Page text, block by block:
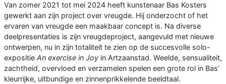
Van zomer 2021 tot mei 2024 heeft kunstenaar Bas Kosters
gewerkt aan zijn project over vreugde. Hij onderzocht of het
ervaren van vreugde een maakbaar concept is. Na diverse
deelpresentaties is zijn vreugdeproject, aangevuld met nieuwe
ontwerpen, nu in zijn totaliteit te zien op de succesvolle solo-
expositie An exercise in Joy in Artzaanstad. Weelde, sensualiteit,
zachtheid, overvloed en verzamelen spelen een grote rol in Bas’
kleurrijke, uitbundige en zinnenprikkelende beeldtaal.